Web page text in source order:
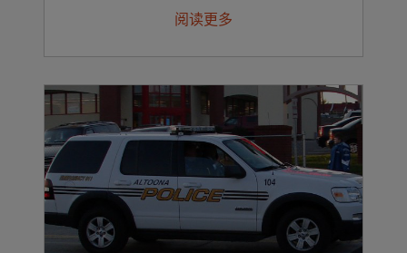
案，使他们能够在苛刻的条件下执行任
阅读更多